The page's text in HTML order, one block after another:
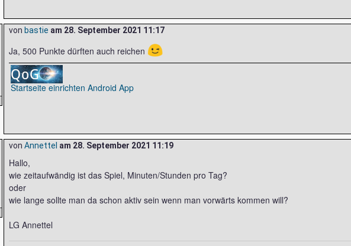
von bastie am 28. September 2021 11:17
Ja, 500 Punkte dürften auch reichen 😉
Startseite einrichten Android App
von Annettel am 28. September 2021 11:19
Hallo,
wie zeitaufwändig ist das Spiel, Minuten/Stunden pro Tag?
oder
wie lange sollte man da schon aktiv sein wenn man vorwärts kommen will?
LG Annettel